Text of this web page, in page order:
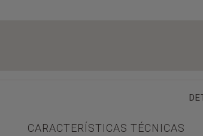
CARACTERÍSTICAS TÉCNICAS